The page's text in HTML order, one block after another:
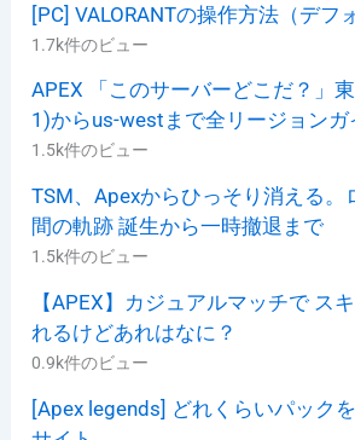
[PC] VALORANTの操作方法（デフ
1.7k件のビュー
APEX 「このサーバーどこだ？」
1)からus-westまで全リージョンガ
1.5k件のビュー
TSM、Apexからひっそり消える。
間の軌跡 誕生から一時撤退まで
1.5k件のビュー
【APEX】カジュアルマッチで ス
れるけどあれはなに？
0.9k件のビュー
[Apex legends] どれくらいパック